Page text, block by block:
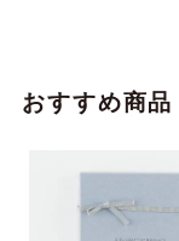
おすすめ商品